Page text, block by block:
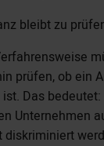
bleibt zu
prüfen, ob ein
Das bedeutet:
Unternehmen